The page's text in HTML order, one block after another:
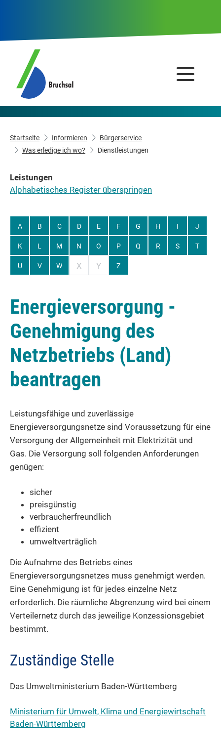
Startseite Informieren
Bürgerservice
Was erledige ich wo?
Dienstleistungen
Leistungen
Alphabetisches Register überspringen
A B C D E F G H I J
K L M N O P Q R S T
U V W X Y Z
Energieversorgung -
Genehmigung des
Netzbetriebs (Land)
beantragen
Leistungsfähige und zuverlässige
Energieversorgungsnetze sind Voraussetzung für eine
Versorgung der Allgemeinheit mit Elektrizität und
Gas. Die Versorgung soll folgenden Anforderungen
genügen:
sicher
preisgünstig
verbraucherfreundlich
effizient
umweltverträglich
Die Aufnahme des Betriebs eines
Energieversorgungsnetzes muss genehmigt werden.
Eine Genehmigung ist für jedes einzelne Netz
erforderlich. Die räumliche Abgrenzung wird bei einem
Verteilernetz durch das jeweilige Konzessionsgebiet
bestimmt.
Zuständige Stelle
Das Umweltministerium Baden-Württemberg
Ministerium für Umwelt, Klima und Energiewirtschaft
Baden-Württemberg